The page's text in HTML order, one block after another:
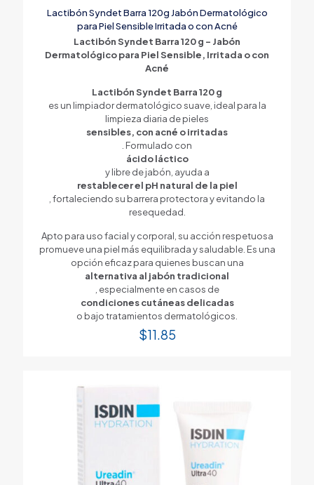
Lactibón Syndet Barra 120g Jabón Dermatológico
para Piel Sensible Irritada o con Acné
Lactibón Syndet Barra 120 g – Jabón
Dermatológico para Piel Sensible, Irritada o con
Acné
Lactibón Syndet Barra 120 g
es un limpiador dermatológico suave, ideal para la
limpieza diaria de pieles
sensibles, con acné o irritadas
. Formulado con
ácido láctico
y libre de jabón, ayuda a
restablecer el pH natural de la piel
, fortaleciendo su barrera protectora y evitando la
resequedad.
Apto para uso facial y corporal, su acción respetuosa
promueve una piel más equilibrada y saludable. Es una
opción eficaz para quienes buscan una
alternativa al jabón tradicional
, especialmente en casos de
condiciones cutáneas delicadas
o bajo tratamientos dermatológicos.
$11.85